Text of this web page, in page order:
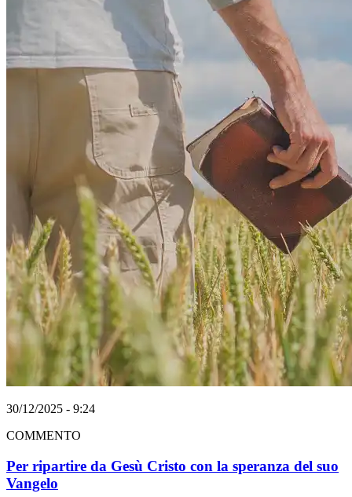
30/12/2025 - 9:24
COMMENTO
Per ripartire da Gesù Cristo con la speranza del suo
Vangelo